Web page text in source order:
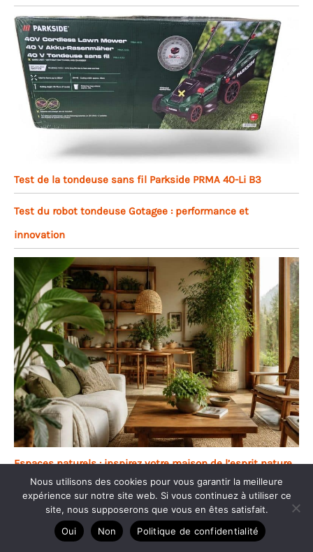
Test de la tondeuse sans fil Parkside PRMA 40-Li B3
Test du robot tondeuse Gotagee : performance et
innovation
Espaces naturels : inspirez votre maison de l’esprit nature
Nous utilisons des cookies pour vous garantir la meilleure
expérience sur notre site web. Si vous continuez à utiliser ce
site, nous supposerons que vous en êtes satisfait.
Oui
Non Politique de confidentialité